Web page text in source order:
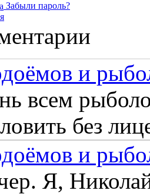
Забыли пароль?
и
всем
без
и
Я,